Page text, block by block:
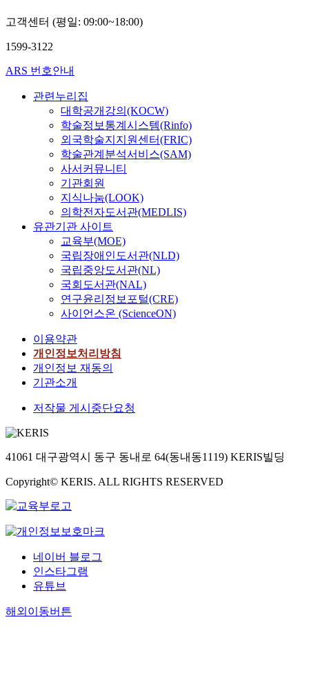
고객센터 (평일: 09:00~18:00)
1599-3122
ARS 번호안내
관련누리집
대학공개강의(KOCW)
학술정보통계시스템(Rinfo)
외국학술지지원센터(FRIC)
학술관계분석서비스(SAM)
사서커뮤니티
기관회원
지식나눔(LOOK)
의학전자도서관(MEDLIS)
유관기관 사이트
교육부(MOE)
국립장애인도서관(NLD)
국립중앙도서관(NL)
국회도서관(NAL)
연구윤리정보포털(CRE)
사이언스온 (ScienceON)
이용약관
개인정보처리방침
개인정보 재동의
기관소개
저작물 게시중단요청
41061 대구광역시 동구 동내로 64(동내동1119) KERIS빌딩
Copyright© KERIS. ALL RIGHTS RESERVED
네이버 블로그
인스타그램
유튜브
해외이동버튼